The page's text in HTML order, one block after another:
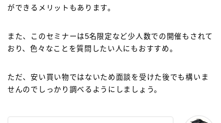
ができるメリットもあります。
また、このセミナーは5名限定など少人数での開催もされて
おり、色々なことを質問したい人にもおすすめ。
ただ、安い買い物ではないため面談を受けた後でも構いま
せんのでしっかり調べるようにしましょう。